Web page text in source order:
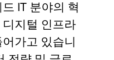
IT 분야의 혁
지털 인프라
가고 있습니